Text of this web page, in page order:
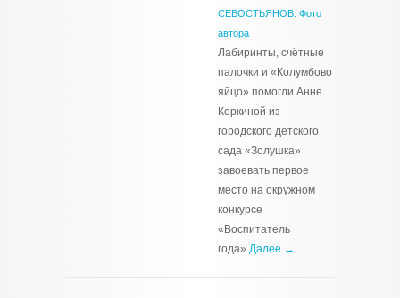
СЕВОСТЬЯНОВ. Фото
автора
Лабиринты, счётные
палочки и «Колумбово
яйцо» помогли Анне
Коркиной из
городского детского
сада «Золушка»
завоевать первое
место на окружном
конкурсе
«Воспитатель
года».Далее →